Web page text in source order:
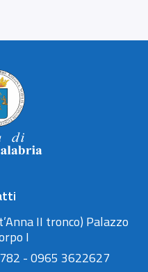
II tronco) Palazzo
I
- 0965 3622627